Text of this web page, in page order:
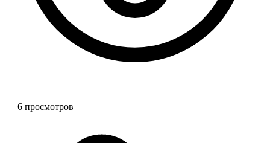
6 просмотров